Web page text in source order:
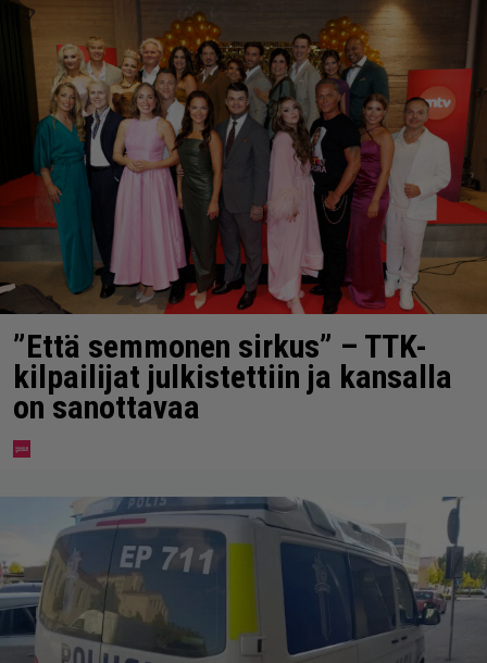
”Että semmonen sirkus” – TTK-
kilpailijat julkistettiin ja kansalla
on sanottavaa